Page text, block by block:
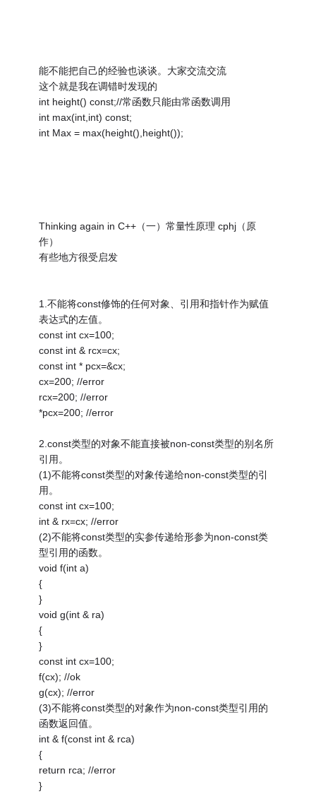
能不能把自己的经验也谈谈。大家交流交流
这个就是我在调错时发现的
int height() const;//常函数只能由常函数调用
int max(int,int) const;
int Max = max(height(),height());
Thinking again in C++（一）常量性原理 cphj（原
作）
有些地方很受启发
1.不能将const修饰的任何对象、引用和指针作为赋值
表达式的左值。
const int cx=100;
const int & rcx=cx;
const int * pcx=&cx;
cx=200; //error
rcx=200; //error
*pcx=200; //error
2.const类型的对象不能直接被non-const类型的别名所
引用。
(1)不能将const类型的对象传递给non-const类型的引
用。
const int cx=100;
int & rx=cx; //error
(2)不能将const类型的实参传递给形参为non-const类
型引用的函数。
void f(int a)
{
}
void g(int & ra)
{
}
const int cx=100;
f(cx); //ok
g(cx); //error
(3)不能将const类型的对象作为non-const类型引用的
函数返回值。
int & f(const int & rca)
{
return rca; //error
}